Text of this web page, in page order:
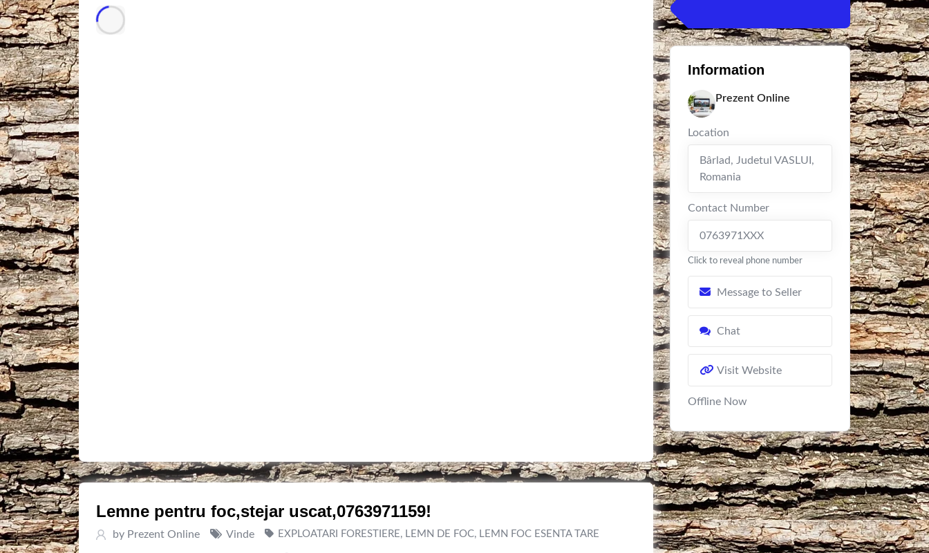
Lemne pentru foc,stejar uscat,0763971159!
by Prezent Online Vinde EXPLOATARI FORESTIERE, LEMN DE FOC, LEMN FOC ESENTA TARE
Information
Prezent Online
Location
Bârlad, Judetul VASLUI ,
Romania
Contact Number
0763971XXX
Click to reveal phone number
Message to Seller
Chat
Visit Website
Offline Now